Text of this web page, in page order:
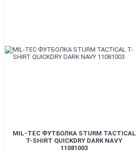
MIL-TEC ФУТБОЛКА STURM TACTICAL
T-SHIRT QUICKDRY DARK NAVY
11081003